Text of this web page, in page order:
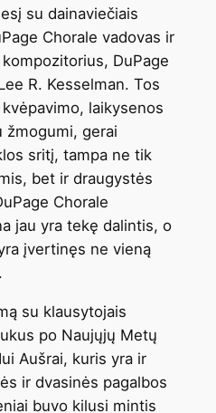
su dainaviečiais
Chorale vadovas ir
DuPage
R. Kesselman. Tos
laikysenos
žmogumi, gerai
sritį, tampa ne tik
bet ir draugystės
Chorale
jau yra tekę dalintis, o
įvertinęs ne vieną
su klausytojais
po Naujųjų Metų
Aušrai, kuris yra ir
ir dvasinės pagalbos
buvo kilusi mintis